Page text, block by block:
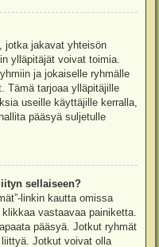
jotka jakavat yhteisön
ylläpitäjät voivat toimia.
ja jokaiselle ryhmälle
Tämä tarjoaa ylläpitäjille
useille käyttäjille kerralla,
pääsyä suljetulle
sellaiseen?
linkin kautta omissa
vastaavaa painiketta.
pääsyä. Jotkut ryhmät
Jotkut voivat olla